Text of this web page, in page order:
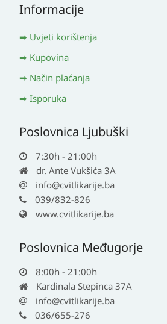
Informacije
Uvjeti korištenja
Kupovina
Način plaćanja
Isporuka
Poslovnica Ljubuški
7:30h - 21:00h
dr. Ante Vukšića 3A
info@cvitlikarije.ba
039/832-826
www.cvitlikarije.ba
Poslovnica Međugorje
8:00h - 21:00h
Kardinala Stepinca 37A
info@cvitlikarije.ba
036/655-276